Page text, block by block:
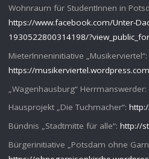
Wohnraum für StudentInnen in
https://www.facebook.com/Unter-
1930522800314198/
MieterInneninitiative „Musikerviertel“:
https://
„Wagenhausburg“ Herrmanswerder:
Hausprojekt „Die Tuchmacher“:
Bündnis „Stadtmitte für alle“: http://
Bürgerinitiative „Potsdam ohne